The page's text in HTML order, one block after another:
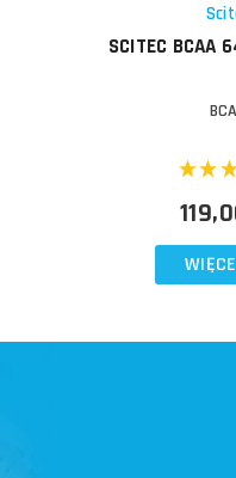
SCITEC BCAA